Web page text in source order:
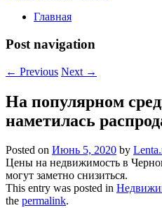
Главная
Post navigation
← Previous Next →
На популярном
наметилась
Posted on Июнь 5, 2020 by
Цены на недвижимость в
могут заметно снизиться.
This entry was posted in
the permalink.